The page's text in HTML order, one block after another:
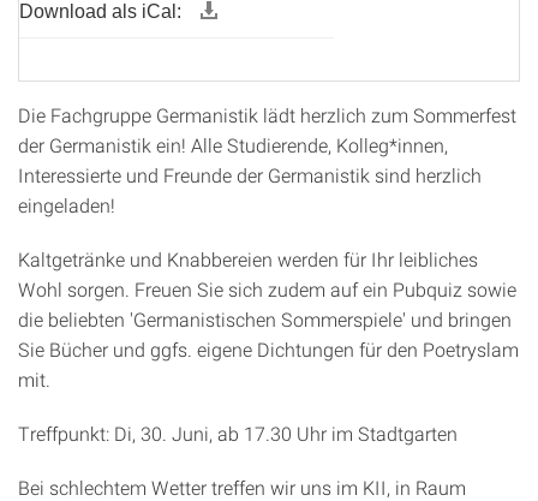
Download als iCal:
Die Fachgruppe Germanistik lädt herzlich zum Sommerfest
der Germanistik ein! Alle Studierende, Kolleg*innen,
Interessierte und Freunde der Germanistik sind herzlich
eingeladen!
Kaltgetränke und Knabbereien werden für Ihr leibliches
Wohl sorgen. Freuen Sie sich zudem auf ein Pubquiz sowie
die beliebten 'Germanistischen Sommerspiele' und bringen
Sie Bücher und ggfs. eigene Dichtungen für den Poetryslam
mit.
Treffpunkt: Di, 30. Juni, ab 17.30 Uhr im Stadtgarten
Bei schlechtem Wetter treffen wir uns im KII, in Raum